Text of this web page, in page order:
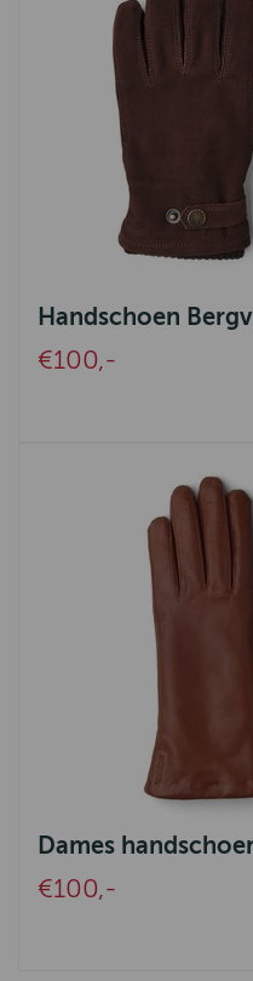
Handschoen
€100,-
Dames
€100,-